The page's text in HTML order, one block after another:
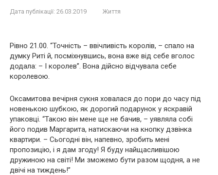
Дата публікації: 26.03.2019 Життя
Рівно 21.00. “Точність – ввічливість королів, – спало на
думку Риті й, посміхнувшись, вона вже від себе вголос
додала: – І королев”. Вона дійсно відчувала себе
королевою.
Оксамитова вечірня сукня ховалася до пори до часу під
новенькою шубкою, як дорогий подарунок у яскравій
упаковці. “Такою він мене ще не бачив, – уявляла собі
його подив Маргарита, натискаючи на кнопку дзвінка
квартири. – Сьогодні він, напевно, зробить мені
пропозицію, і я дам згоду! Я буду найщасливішою
дружиною на світі! Ми зможемо бути разом щодня, а не
двічі на тиждень!”